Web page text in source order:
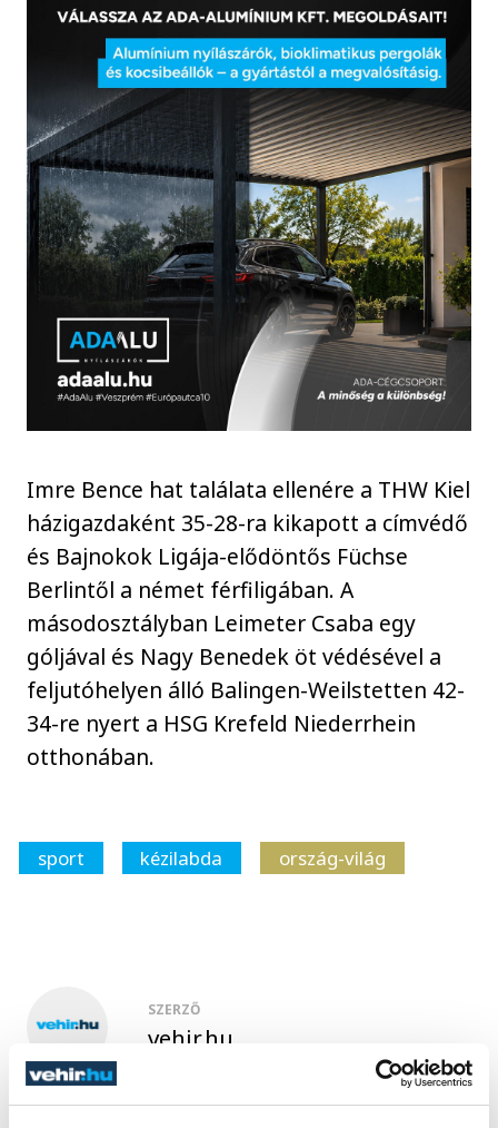
Imre Bence hat találata ellenére a THW Kiel
házigazdaként 35-28-ra kikapott a címvédő
és Bajnokok Ligája-elődöntős Füchse
Berlintől a német férfiligában. A
másodosztályban Leimeter Csaba egy
góljával és Nagy Benedek öt védésével a
feljutóhelyen álló Balingen-Weilstetten 42-
34-re nyert a HSG Krefeld Niederrhein
otthonában.
sport kézilabda ország-világ
SZERZŐ
vehir.hu